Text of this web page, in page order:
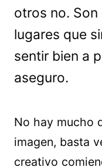
otros no.
lugares que
sentir bien a
aseguro.
No hay mucho
imagen, basta
creativo